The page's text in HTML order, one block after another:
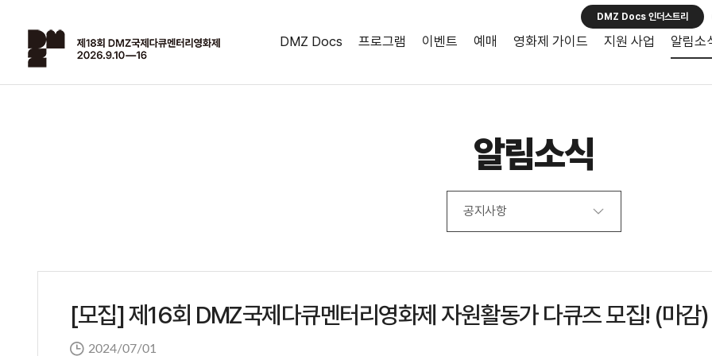
DMZ Docs 프로그램 이벤트 예매 영화제 가이드 지원 사업 알림소
DMZ Docs 인더스트리
알림소식
공지사항
[모집] 제16회 DMZ국제다큐멘터리영화제 자원활동가 다큐즈 모집! (마감)
2024/07/01